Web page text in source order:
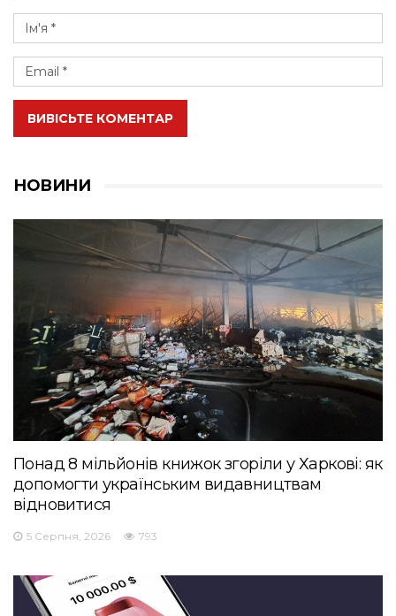
ВИВІСЬТЕ КОМЕНТАР
НОВИНИ
Понад 8 мільйонів книжок згоріли у Харкові: як
допомогти українським видавництвам
відновитися
5 Серпня, 2026 793